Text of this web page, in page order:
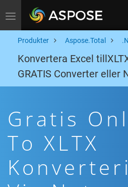
Toggle navigation
Produkter Aspose.Total
Konvertera Excel
GRATIS Converter eller
Gratis
To XLTX